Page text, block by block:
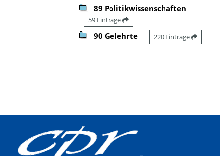
89 Politikwissenschaften
59 Einträge
90 Gelehrte 220 Einträge